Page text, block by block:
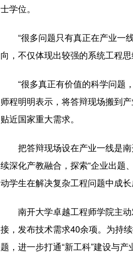
士学位。
“很多问题只有真正在产业一线
向，不仅体现出较强的系统工程
“很多真正有价值的科学问题，
师程明明表示，将答辩现场搬到
贴近国家重大需求。
把答辩现场设在产业一线是南
续深化产教融合，探索“企业出题
动学生在解决复杂工程问题中成长
南开大学卓越工程师学院主动
接，发布技术需求40余项。为持
题，进一步打通“新工科”建设与产